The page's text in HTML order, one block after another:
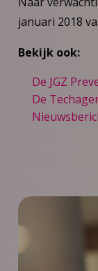
januari 2018
Bekijk ook:
De JGZ
De